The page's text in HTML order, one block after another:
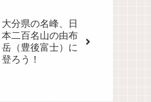
大分県の名峰、日
本二百名山の由布
岳（豊後富士）に
登ろう！